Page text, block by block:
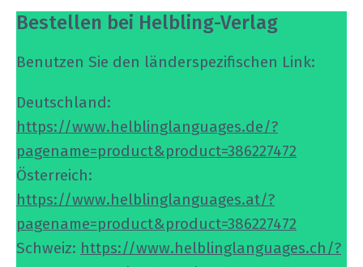
Bestellen bei Helbling-Verlag
Benutzen Sie den länderspezifischen Link:
Deutschland:
https://www.helblinglanguages.de/?
pagename=product&product=386227472
Österreich:
https://www.helblinglanguages.at/?
pagename=product&product=386227472
Schweiz: https://www.helblinglanguages.ch/?